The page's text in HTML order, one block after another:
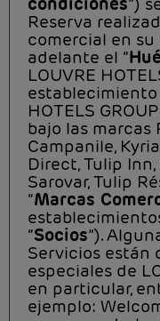
Reserva
comercial en
adelante el “
LOUVRE
HOTELS
bajo las marcas
Campanile,
Direct, Tulip
Sarovar, Tulip
“Marcas
“Socios”).
Servicios están
especiales de
en particular,
ejemplo: